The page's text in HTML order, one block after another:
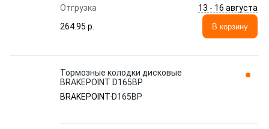
Отгрузка
13 - 16 августа
264.95 p.
В корзину
Тормозные колодки дисковые
BRAKEPOINT D165BP
BRAKEPOINT D165BP